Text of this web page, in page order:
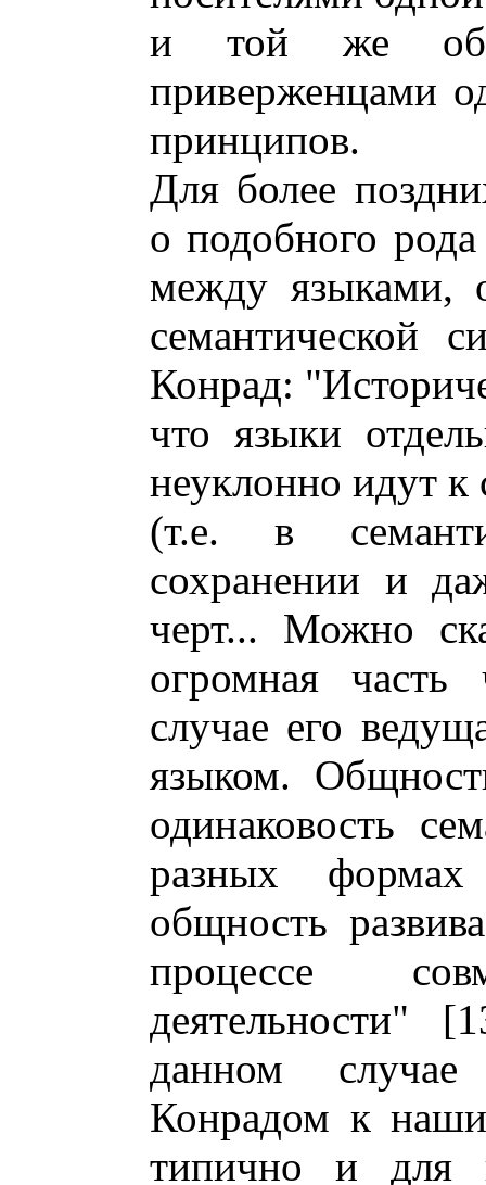
и той же
приверженцами
принципов.
Для более
о подобного
между языками,
семантической
Конрад:
что языки
неуклонно идут
(т.е. в
сохранении и
черт... Можно
огромная часть
случае его
языком.
одинаковость
разных
общность
процессе
данном
Конрадом к
типично и для